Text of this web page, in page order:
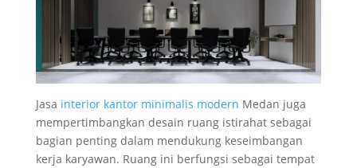
Jasa interior kantor minimalis modern Medan juga
mempertimbangkan desain ruang istirahat sebagai
bagian penting dalam mendukung keseimbangan
kerja karyawan. Ruang ini berfungsi sebagai tempat